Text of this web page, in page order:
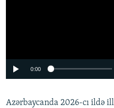
0:00
Azərbaycanda 2026-cı ildə